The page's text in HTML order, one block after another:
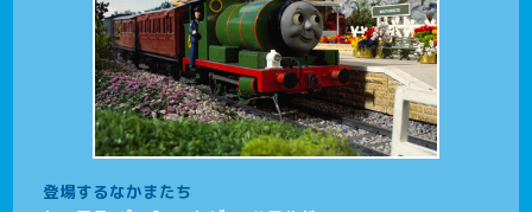
登場するなかまたち